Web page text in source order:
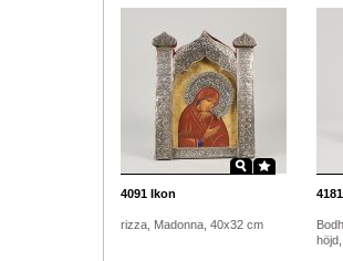
4091 Ikon
rizza, Madonna, 40x32 cm
4181